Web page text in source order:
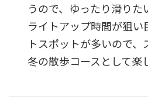
うので、ゆったり滑り
ライトアップ時間が狙
トスポットが多いので
冬の散歩コースとして楽